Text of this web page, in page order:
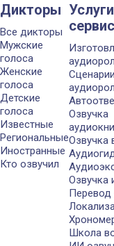
Дикторы
Все дикторы
Мужские
голоса
Женские
голоса
Детские
голоса
Известные
Региональные
Иностранные
Кто озвучил
Сценарии
Озвучка
Озвучка
Озвучка
Школа